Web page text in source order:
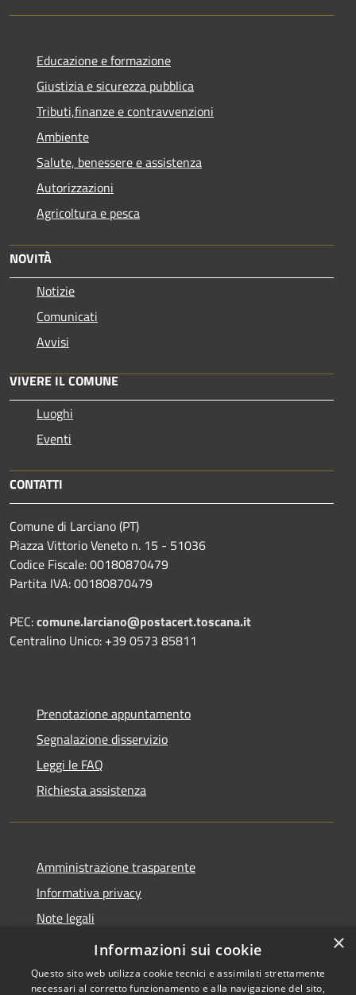
Educazione e formazione
Giustizia e sicurezza pubblica
Tributi,finanze e contravvenzioni
Ambiente
Salute, benessere e assistenza
Autorizzazioni
Agricoltura e pesca
NOVITÀ
Notizie
Comunicati
Avvisi
VIVERE IL COMUNE
Luoghi
Eventi
CONTATTI
Comune di Larciano (PT)
Piazza Vittorio Veneto n. 15 - 51036
Codice Fiscale: 00180870479
Partita IVA: 00180870479
PEC:comune.larciano@postacert.toscana.it
Centralino Unico: +39 0573 85811
Prenotazione appuntamento
Segnalazione disservizio
Leggi le FAQ
Richiesta assistenza
Amministrazione trasparente
Informativa privacy
Note legali
Dichiarazione di accessibilità
×
Informazioni sui cookie
Questo sito web utilizza cookie tecnici e assimilati strettamente
necessari al corretto funzionamento e alla navigazione del sito,